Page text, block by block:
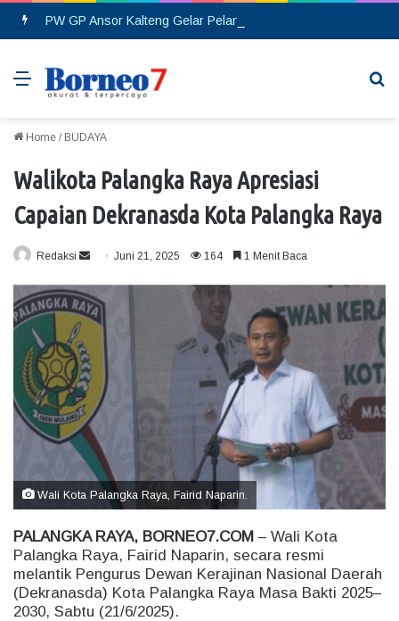
Menu
Home / BUDAYA
Walikota Palangka Raya Apresiasi
Capaian Dekranasda Kota Palangka Raya
Redaksi
n
d
n
e
m
a
i
l
Juni 21, 2025 164 1 Menit Baca
Wali Kota Palangka Raya, Fairid Naparin.
PALANGKA RAYA, BORNEO7.COM – Wali Kota
Palangka Raya, Fairid Naparin, secara resmi
melantik Pengurus Dewan Kerajinan Nasional Daerah
(Dekranasda) Kota Palangka Raya Masa Bakti 2025–
2030, Sabtu (21/6/2025).